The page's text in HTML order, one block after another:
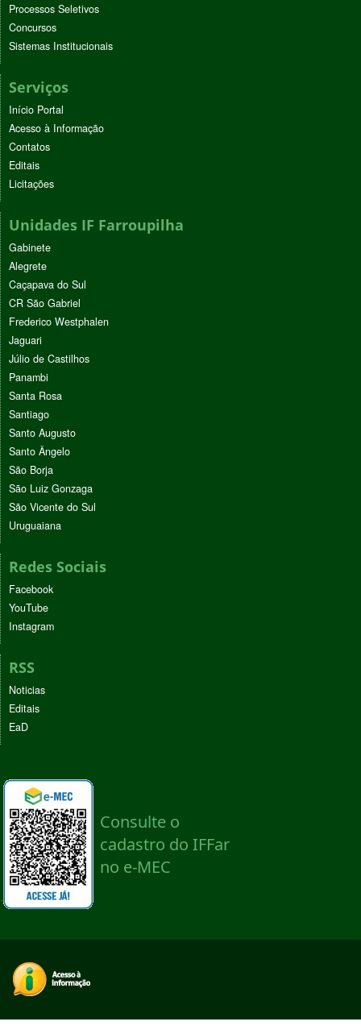
Processos Seletivos
Concursos
Sistemas Institucionais
Serviços
Início Portal
Acesso à Informação
Contatos
Editais
Licitações
Unidades IF Farroupilha
Gabinete
Alegrete
Caçapava do Sul
CR São Gabriel
Frederico Westphalen
Jaguari
Júlio de Castilhos
Panambi
Santa Rosa
Santiago
Santo Augusto
Santo Ângelo
São Borja
São Luiz Gonzaga
São Vicente do Sul
Uruguaiana
Redes Sociais
Facebook
YouTube
Instagram
RSS
Noticias
Editais
EaD